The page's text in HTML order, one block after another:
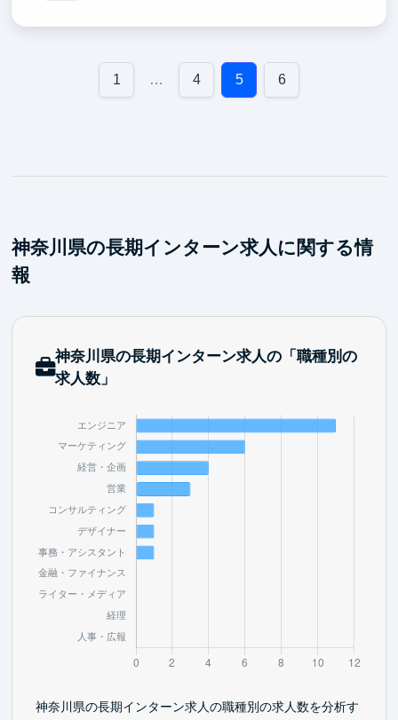
1 … 4 5 6
神奈川県の長期インターン求人に関する情
報
神奈川県の長期インターン求人の「職種別の
求人数」
神奈川県の長期インターン求人の職種別の求人数を分析す